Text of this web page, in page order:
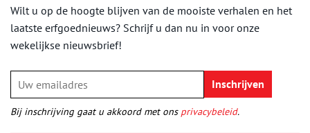
Wilt u op de hoogte blijven van de mooiste verhalen en het
laatste erfgoednieuws? Schrijf u dan nu in voor onze
wekelijkse nieuwsbrief!
Bij inschrijving gaat u akkoord met ons privacybeleid.